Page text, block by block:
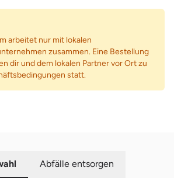
arbeitet nur mit lokalen
zusammen. Eine Bestellung
dir und dem lokalen Partner vor Ort zu
statt.
Abfälle entsorgen